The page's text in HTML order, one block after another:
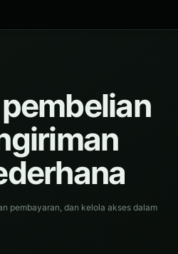
pembayaran, dan kelola akses dalam